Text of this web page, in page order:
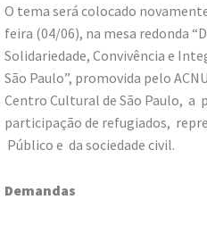
O tema será colocado
feira (04/06), na mesa redonda
Solidariedade, Convivência e
São Paulo”, promovida pelo
Centro Cultural de São Paulo, a
participação de refugiados,
Público e da sociedade civil.
Demandas